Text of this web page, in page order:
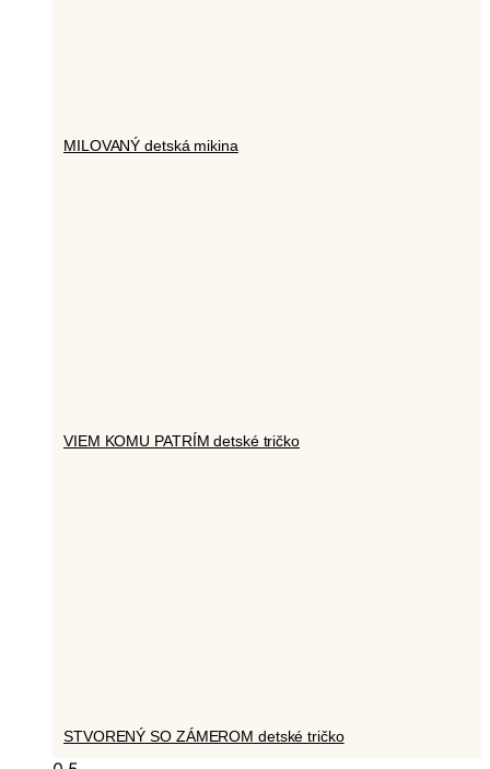
MILOVANÝ detská mikina
VIEM KOMU PATRÍM detské tričko
STVORENÝ SO ZÁMEROM detské tričko